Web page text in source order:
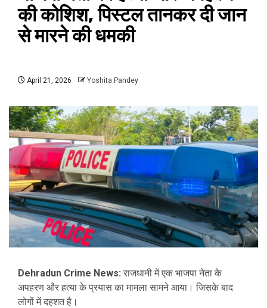
की कोशिश, पिस्टल तानकर दी जान
से मारने की धमकी
April 21, 2026 Yoshita Pandey
Dehradun Crime News: राजधानी में एक भाजपा नेता के
अपहरण और हत्या के प्रयास का मामला सामने आया। जिसके बाद
लोगों में दहशत है।